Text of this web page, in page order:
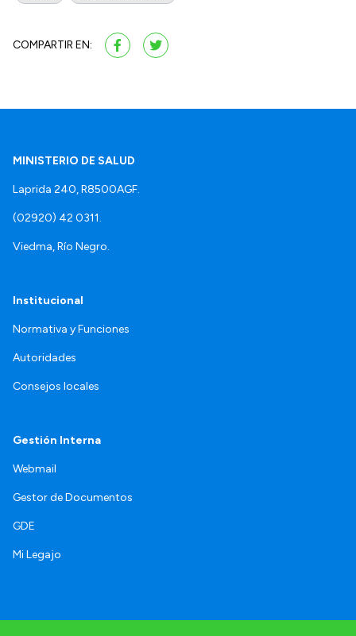
COMPARTIR EN:
MINISTERIO DE SALUD
Laprida 240, R8500AGF.
(02920) 42 0311.
Viedma, Río Negro.
Institucional
Normativa y Funciones
Autoridades
Consejos locales
Gestión Interna
Webmail
Gestor de Documentos
GDE
Mi Legajo